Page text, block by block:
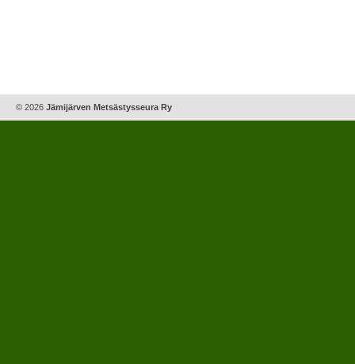
© 2026 Jämijärven Metsästysseura Ry